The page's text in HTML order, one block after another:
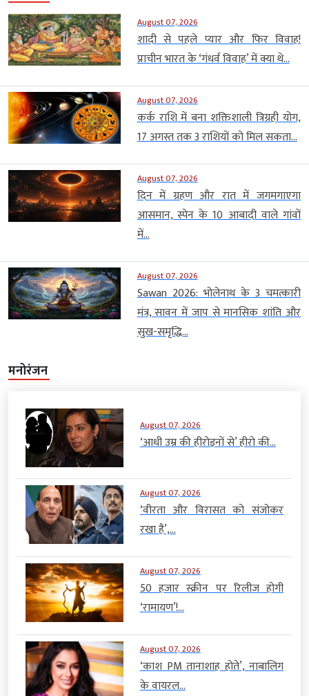
August 07, 2026
शादी से पहले प्यार और फिर विवाह!
प्राचीन भारत के ‘गंधर्व विवाह’ में क्या थे...
August 07, 2026
कर्क राशि में बना शक्तिशाली त्रिग्रही योग,
17 अगस्त तक 3 राशियों को मिल सकता...
August 07, 2026
दिन में ग्रहण और रात में जगमगाएगा
आसमान, स्पेन के 10 आबादी वाले गांवों
में...
August 07, 2026
Sawan 2026: भोलेनाथ के 3 चमत्कारी
मंत्र, सावन में जाप से मानसिक शांति और
सुख-समृद्धि...
मनोरंजन
August 07, 2026
‘आधी उम्र की हीरोइनों से’ हीरो की...
August 07, 2026
‘वीरता और विरासत को संजोकर
रखा है’,...
August 07, 2026
50 हजार स्क्रीन पर रिलीज होगी
‘रामायण’!...
August 07, 2026
‘काश PM तानाशाह होते’, नाबालिग
के वायरल...